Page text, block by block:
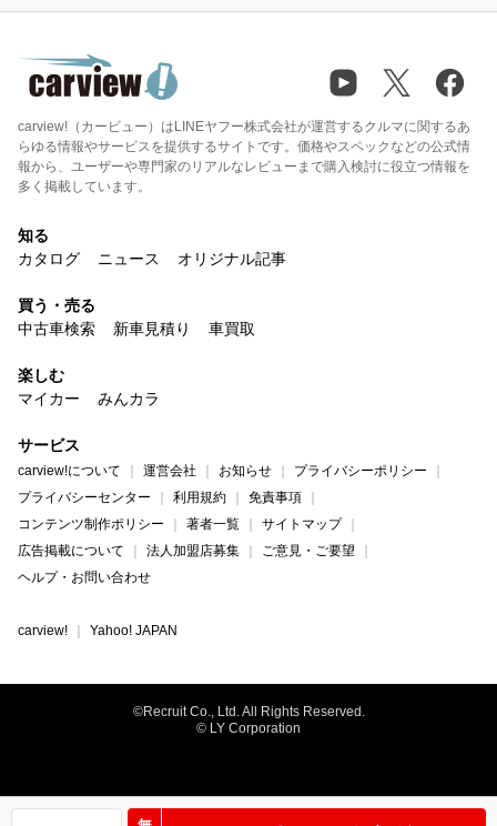
carview!（カービュー）はLINEヤフー株式会社が運営するクルマに関するあ
らゆる情報やサービスを提供するサイトです。価格やスペックなどの公式情
報から、ユーザーや専門家のリアルなレビューまで購入検討に役立つ情報を
多く掲載しています。
知る
カタログ
ニュース オリジナル記事
買う・売る
中古車検索
新車見積り 車買取
楽しむ
マイカー
みんカラ
サービス
carview!について 運営会社 お知らせ
プライバシーポリシー
プライバシーセンター
利用規約
免責事項
コンテンツ制作ポリシー
著者一覧
サイトマップ
広告掲載について
法人加盟店募集
ご意見・ご要望
ヘルプ・お問い合わせ
carview! Yahoo! JAPAN
©Recruit Co., Ltd. All Rights Reserved.
© LY Corporation